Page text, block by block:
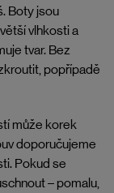
Boty jsou
vlhkosti a
tvar. Bez
popřípadě
může korek
doporučujeme
Pokud se
– pomalu,